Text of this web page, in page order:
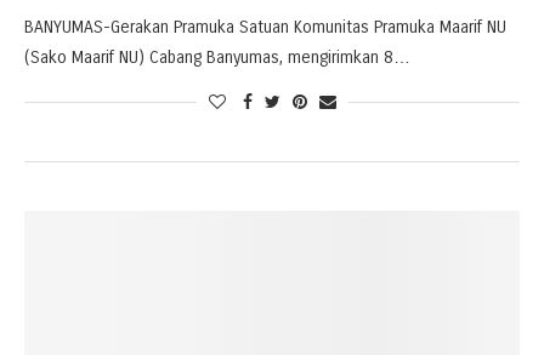
BANYUMAS-Gerakan Pramuka Satuan Komunitas Pramuka Maarif NU
(Sako Maarif NU) Cabang Banyumas, mengirimkan 8…